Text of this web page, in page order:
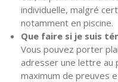
individuelle, malgré
notamment en piscine.
Que faire si je suis
Vous pouvez porter
adresser une lettre au
maximum de preuves